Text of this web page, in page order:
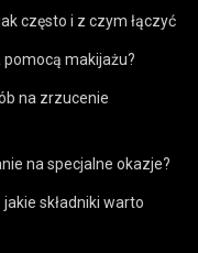
często i z czym łączyć
makijażu?
na zrzucenie
na specjalne okazje?
składniki warto